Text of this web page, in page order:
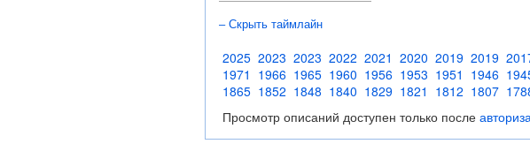
– Скрыть таймлайн
2025 2023 2023 2022 2021 2020 2019 2019
1971 1966 1965 1960 1956 1953 1951 1946
1865 1852 1848 1840 1829 1821 1812 1807
Просмотр описаний доступен только после